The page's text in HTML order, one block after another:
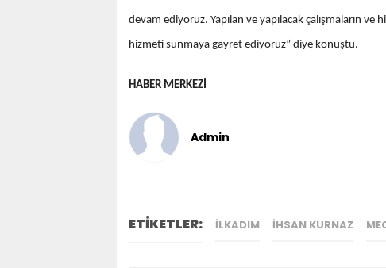
devam ediyoruz. Yapılan ve yapılacak çalışmaların
hizmeti sunmaya gayret ediyoruz” diye konuştu.
HABER MERKEZİ
Admin
ETİKETLER: ILKADIM IHSAN KURNAZ